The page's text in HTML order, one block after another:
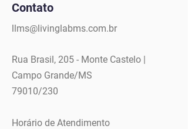
Contato
llms@livinglabms.com.br
Rua Brasil, 205 - Monte Castelo |
Campo Grande/MS
79010/230
Horário de Atendimento